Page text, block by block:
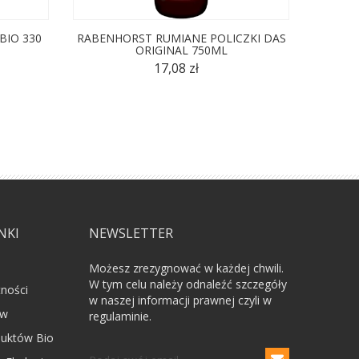
330 RABENHORST RUMIANE POLICZKI DAS
ORIGINAL 750ML
17,08 zł
Bio
NEWSLETTER
Możesz zrezygnować w każdej chwili.
W tym celu należy odnaleźć szczegóły
w naszej informacji prawnej czyli w
regulaminie.